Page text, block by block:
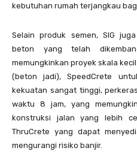
kebutuhan rumah terjangkau
Selain produk semen, SIG
beton yang telah
memungkinkan proyek skala
(beton jadi), SpeedCrete
kekuatan sangat tinggi,
waktu 8 jam, yang
konstruksi jalan yang lebih
ThruCrete yang dapat
mengurangi risiko banjir.